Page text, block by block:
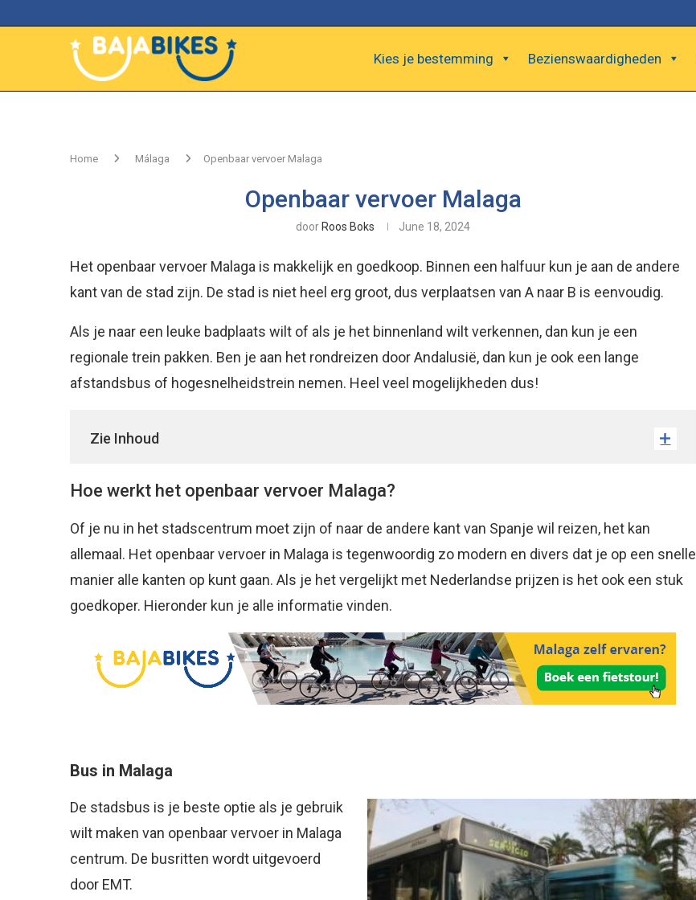
Kies je bestemming Bezienswaardigheden
Home Málaga Openbaar vervoer Malaga
Openbaar vervoer Malaga
door Roos Boks June 18, 2024
Het openbaar vervoer Malaga is makkelijk en goedkoop. Binnen een halfuur kun je aan de andere
kant van de stad zijn. De stad is niet heel erg groot, dus verplaatsen van A naar B is eenvoudig.
Als je naar een leuke badplaats wilt of als je het binnenland wilt verkennen, dan kun je een
regionale trein pakken. Ben je aan het rondreizen door Andalusië, dan kun je ook een lange
afstandsbus of hogesnelheidstrein nemen. Heel veel mogelijkheden dus!
Zie Inhoud
Hoe werkt het openbaar vervoer Malaga?
Of je nu in het stadscentrum moet zijn of naar de andere kant van Spanje wil reizen, het kan
allemaal. Het openbaar vervoer in Malaga is tegenwoordig zo modern en divers dat je op een snelle
manier alle kanten op kunt gaan. Als je het vergelijkt met Nederlandse prijzen is het ook een stuk
goedkoper. Hieronder kun je alle informatie vinden.
Bus in Malaga
De stadsbus is je beste optie als je gebruik
wilt maken van openbaar vervoer in Malaga
centrum. De busritten wordt uitgevoerd
door EMT.